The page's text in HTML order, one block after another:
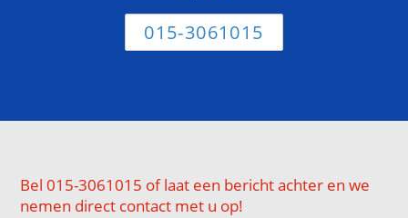
015-3061015
Bel 015-3061015 of laat een bericht achter en we
nemen direct contact met u op!